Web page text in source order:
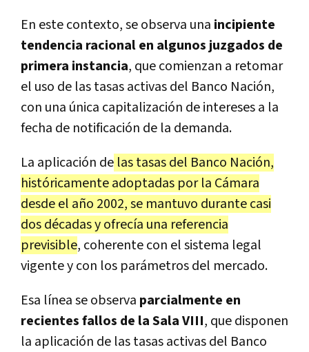
En este contexto, se observa una incipiente
tendencia racional en algunos juzgados de
primera instancia, que comienzan a retomar
el uso de las tasas activas del Banco Nación,
con una única capitalización de intereses a la
fecha de notificación de la demanda.
La aplicación de las tasas del Banco Nación,
históricamente adoptadas por la Cámara
desde el año 2002, se mantuvo durante casi
dos décadas y ofrecía una referencia
previsible, coherente con el sistema legal
vigente y con los parámetros del mercado.
Esa línea se observa parcialmente en
recientes fallos de la Sala VIII, que disponen
la aplicación de las tasas activas del Banco